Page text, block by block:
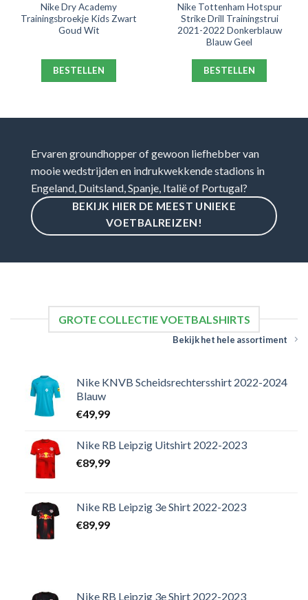
Nike Dry Academy
Trainingsbroekje Kids Zwart
Goud Wit
BESTELLEN
Nike Tottenham Hotspur
Strike Drill Trainingstrui
2021-2022 Donkerblauw
Blauw Geel
BESTELLEN
Ervaren groundhopper of gewoon liefhebber van
mooie wedstrijden en indrukwekkende stadions in
Engeland, Duitsland, Spanje, Italië of Portugal?
BEKIJK HIER DE MEEST UNIEKE
VOETBALREIZEN!
GROTE COLLECTIE VOETBALSHIRTS
Bekijk het hele assortiment
Nike KNVB Scheidsrechtersshirt 2022-2024
Blauw
€49,99
Nike RB Leipzig Uitshirt 2022-2023
€89,99
Nike RB Leipzig 3e Shirt 2022-2023
€89,99
Nike RB Leipzig 3e Shirt 2022-2023